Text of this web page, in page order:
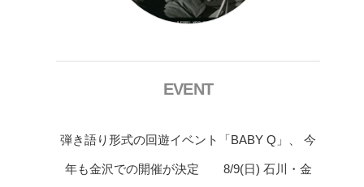
EVENT
弾き語り形式の回遊イベント「BABY Q」、 今
年も金沢での開催が決定 8/9(日) 石川・金